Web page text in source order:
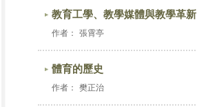
教育工學、教學媒體與教學革新
作者： 張霄亭
體育的歷史
作者： 樊正治